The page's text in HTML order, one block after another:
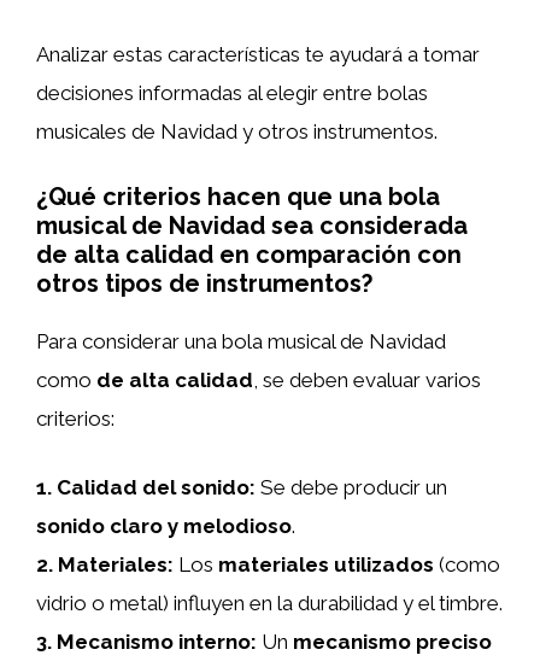
Analizar estas características te ayudará a tomar
decisiones informadas al elegir entre bolas
musicales de Navidad y otros instrumentos.
¿Qué criterios hacen que una bola
musical de Navidad sea considerada
de alta calidad en comparación con
otros tipos de instrumentos?
Para considerar una bola musical de Navidad
como de alta calidad , se deben evaluar varios
criterios:
1. Calidad del sonido: Se debe producir un
sonido claro y melodioso.
2. Materiales: Los materiales utilizados (como
vidrio o metal) influyen en la durabilidad y el timbre.
3. Mecanismo interno: Un mecanismo preciso